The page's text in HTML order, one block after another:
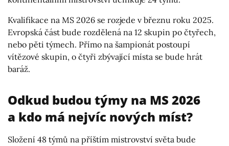
Kvalifikace na MS 2026 se rozjede v březnu roku 2025.
Evropská část bude rozdělená na 12 skupin po čtyřech,
nebo pěti týmech. Přímo na šampionát postoupí
vítězové skupin, o čtyři zbývající místa se bude hrát
baráž.
Odkud budou týmy na MS 2026
a kdo má nejvíc nových míst?
Složení 48 týmů na příštím mistrovství světa bude